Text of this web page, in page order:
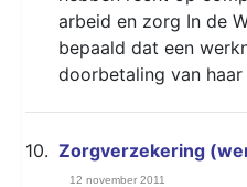
arbeid en zorg In de
bepaald dat een
doorbetaling van haar
10. Zorgverzekering
12 november 2011